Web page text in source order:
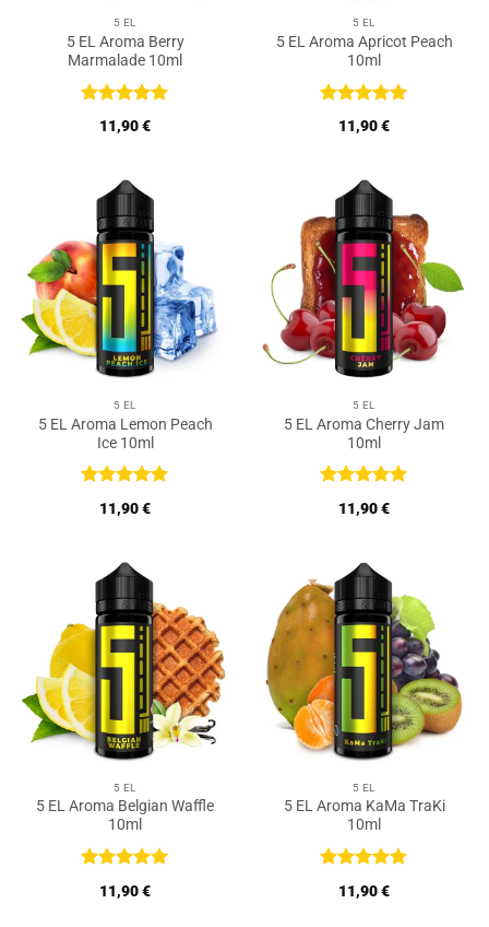
5 EL
5 EL Aroma Berry
Marmalade 10ml
Bewertet
mit5von
11,90€
5 EL
5 EL Aroma Apricot Peach
10ml
Bewertet
mit5von
11,90€
5 EL
5 EL Aroma Lemon Peach
Ice 10ml
Bewertet
mit5von
11,90€
5 EL
5 EL Aroma Cherry Jam
10ml
Bewertet
mit5von
11,90€
5 EL
5 EL Aroma Belgian Waffle
10ml
Bewertet
mit5von
11,90€
5 EL
5 EL Aroma KaMa TraKi
10ml
Bewertet
mit5von
11,90€